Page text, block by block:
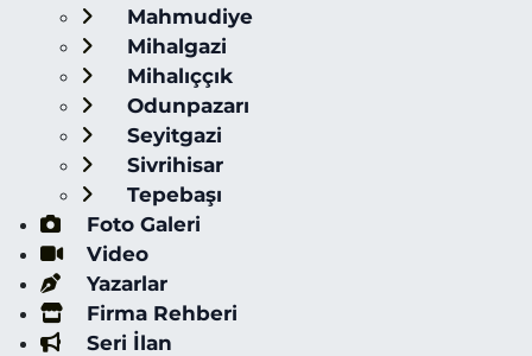
Mahmudiye
Mihalgazi
Mihalıççık
Odunpazarı
Seyitgazi
Sivrihisar
Tepebaşı
Foto Galeri
Video
Yazarlar
Firma Rehberi
Seri İlan